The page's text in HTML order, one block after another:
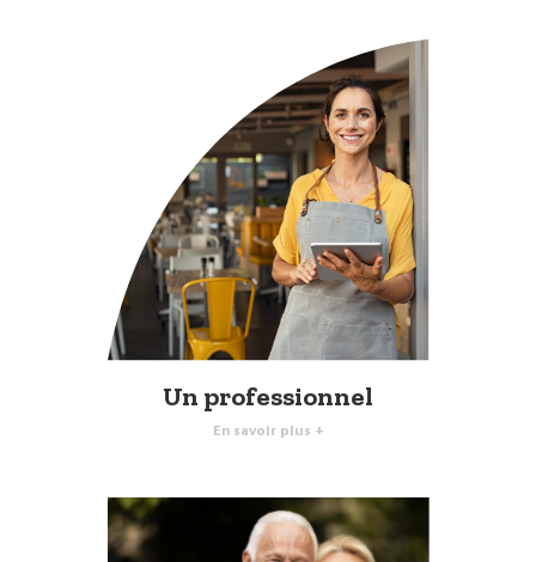
Un professionnel
En savoir plus +